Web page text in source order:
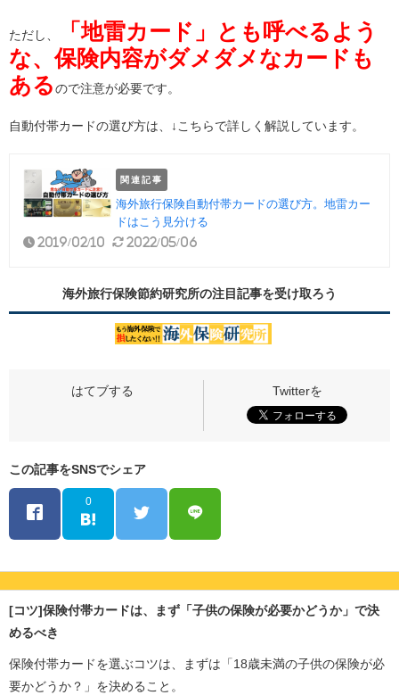
ただし、
「地雷カード」とも呼べるよう
な、保険内容がダメダメなカードも
あるので注意が必要です。
自動付帯カードの選び方は、↓こちらで詳しく解説しています。
関連記事
海外旅行保険自動付帯カードの選び方。地雷カー
ドはこう見分ける
2019/02/10 2022/05/06
海外旅行保険節約研究所の注目記事を受け取ろう
この記事をSNSでシェア
0
[コツ]保険付帯カードは、まず「子供の保険が必要かどうか」で決
めるべき
保険付帯カードを選ぶコツは、まずは「18歳未満の子供の保険が必
要かどうか？」を決めること。